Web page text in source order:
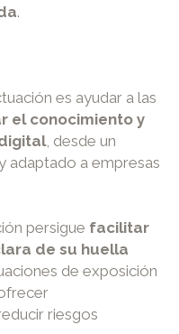
.
es ayudar a las
el conocimiento y
, desde un
adaptado a empresas
persigue facilitar
de su huella
de exposición
riesgos